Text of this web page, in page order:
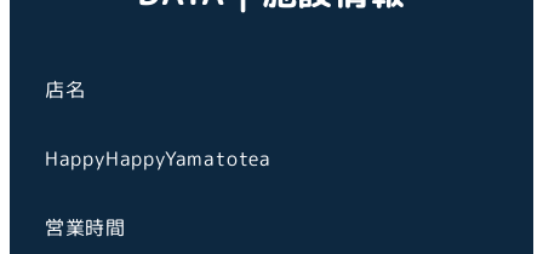
店名
HappyHappyYamatotea
営業時間